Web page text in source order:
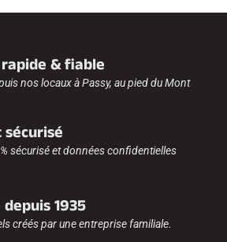
& fiable
nos locaux à Passy, au pied du Mont
sécurisé et données confidentielles
1935
créés par une entreprise familiale.